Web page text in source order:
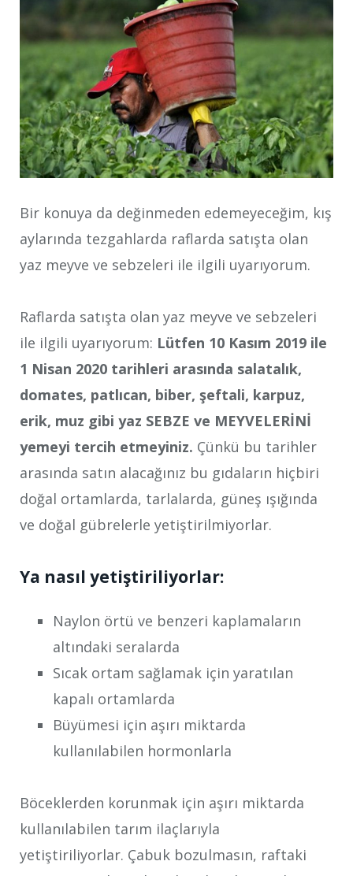
Bir konuya da değinmeden edemeyeceğim, kış
aylarında tezgahlarda raflarda satışta olan
yaz meyve ve sebzeleri ile ilgili uyarıyorum.
Raflarda satışta olan yaz meyve ve sebzeleri
ile ilgili uyarıyorum: Lütfen 10 Kasım 2019 ile
1 Nisan 2020 tarihleri arasında salatalık,
domates, patlıcan, biber, şeftali, karpuz,
erik, muz gibi yaz SEBZE ve MEYVELERİNİ
yemeyi tercih etmeyiniz. Çünkü bu tarihler
arasında satın alacağınız bu gıdaların hiçbiri
doğal ortamlarda, tarlalarda, güneş ışığında
ve doğal gübrelerle yetiştirilmiyorlar.
Ya nasıl yetiştiriliyorlar:
Naylon örtü ve benzeri kaplamaların
altındaki seralarda
Sıcak ortam sağlamak için yaratılan
kapalı ortamlarda
Büyümesi için aşırı miktarda
kullanılabilen hormonlarla
Böceklerden korunmak için aşırı miktarda
kullanılabilen tarım ilaçlarıyla
yetiştiriliyorlar. Çabuk bozulmasın, raftaki